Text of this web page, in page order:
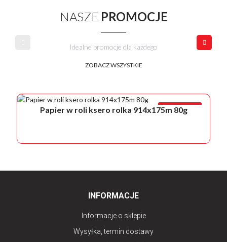
NASZE PROMOCJE
Idealne promocje dla każdego
ZOBACZ WSZYSTKIE
PROMOCJA!
Papier w roli ksero rolka 914x175m 80g
INFORMACJE
Informacje o sklepie
Wysyłka, termin dostawy